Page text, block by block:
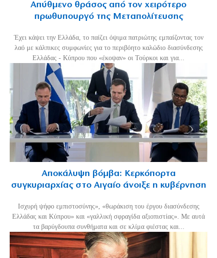
Απύθμενο θράσος από τον χειρότερο
πρωθυπουργό της Μεταπολίτευσης
Έχει κάψει την Ελλάδα, το παίζει όψιμα πατριώτης εμπαίζοντας τον
λαό με κάλπικες συμφωνίες για το περιβόητο καλώδιο διασύνδεσης
Ελλάδας - Κύπρου που «έκοψαν» οι Τούρκοι και για...
Αποκάλυψη βόμβα: Κερκόπορτα
συγκυριαρχίας στο Αιγαίο άνοιξε η κυβέρνηση
Ισχυρή ψήφο εμπιστοσύνης», «θωράκιση του έργου διασύνδεσης
Ελλάδας και Κύπρου» και «γαλλική σφραγίδα αξιοπιστίας». Με αυτά
τα βαρύγδουπα συνθήματα και σε κλίμα φιέστας και...